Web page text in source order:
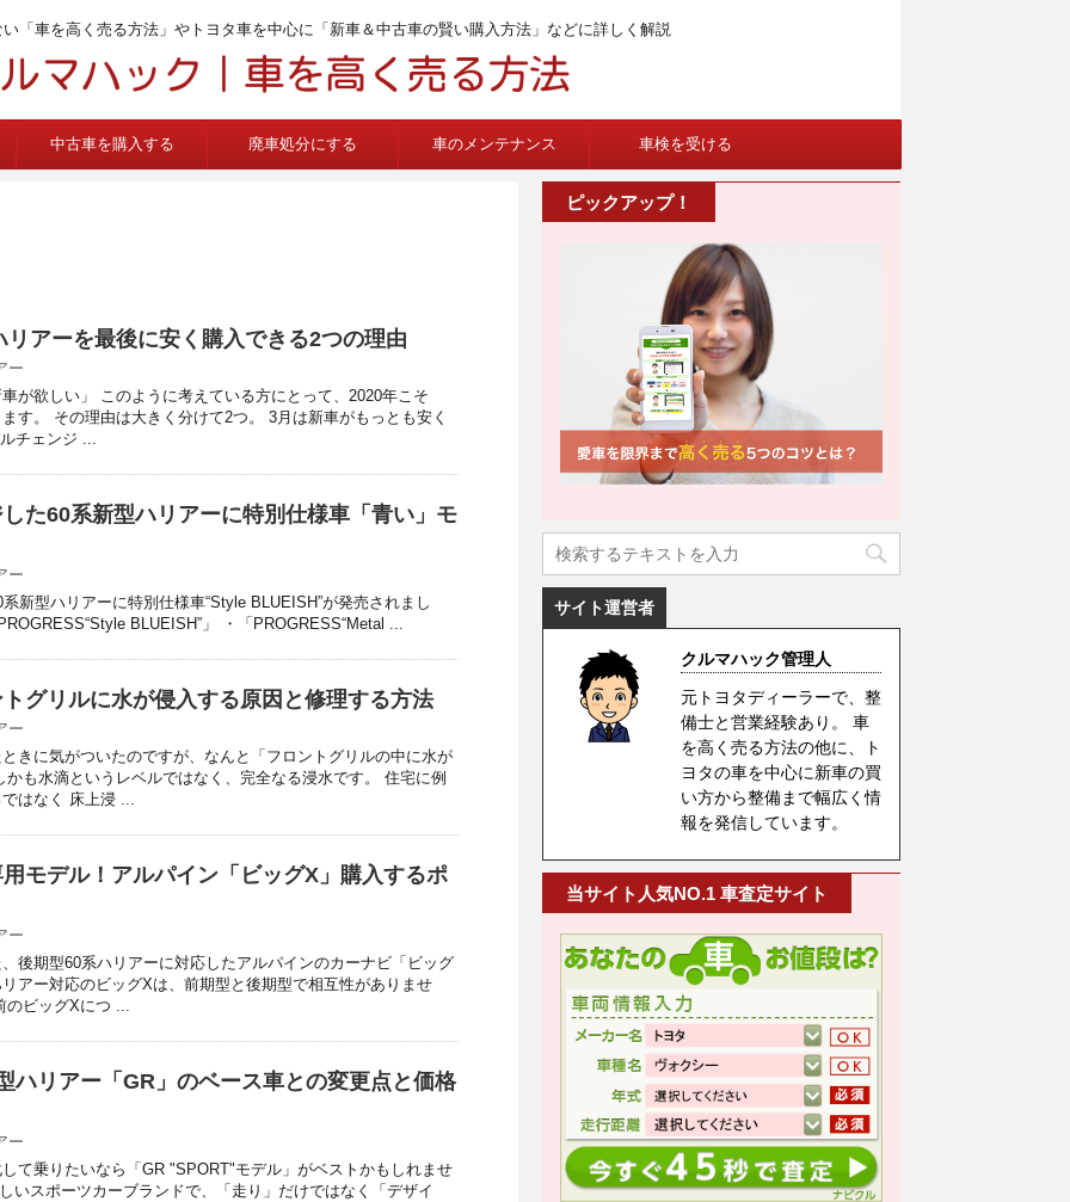
「車を高く売る方法」やトヨタ車を中心に「新車＆中古車の賢い購入方法」などに詳しく解説
中古車を購入する 廃車処分にする 車のメンテナンス 車検を受ける
リアーを最後に安く購入できる2つの理由
ー
が欲しい」 このように考えている方にとって、2020年こそ
す。 その理由は大きく分けて2つ。 3月は新車がもっとも安く
チェンジ ...
た60系新型ハリアーに特別仕様車「青い」モ
ー
新型ハリアーに特別仕様車“Style BLUEISH”が発売されまし
BLUEISH”」 ・「PROGRESS“Metal ...
グリルに水が侵入する原因と修理する方法
ー
きに気がついたのですが、なんと「フロントグリルの中に水が
も水滴というレベルではなく、完全なる浸水です。 住宅に例
はなく 床上浸 ...
モデル！アルパイン「ビッグX」購入するポ
ー
後期型60系ハリアーに対応したアルパインのカーナビ「ビッグ
アー対応のビッグXは、前期型と後期型で相互性がありませ
のビッグXにつ ...
ハリアー「GR」のベース車との変更点と価格
ー
て乗りたいなら「GR "SPORT"モデル」がベストかもしれませ
いスポーツカーブランドで、「走り」だけではなく「デザイ
ピックアップ！
サイト運営者
クルマハック管理人
元トヨタディーラーで、整
備士と営業経験あり。 車
を高く売る方法の他に、ト
ヨタの車を中心に新車の買
い方から整備まで幅広く情
報を発信しています。
当サイト人気NO.1 車査定サイト